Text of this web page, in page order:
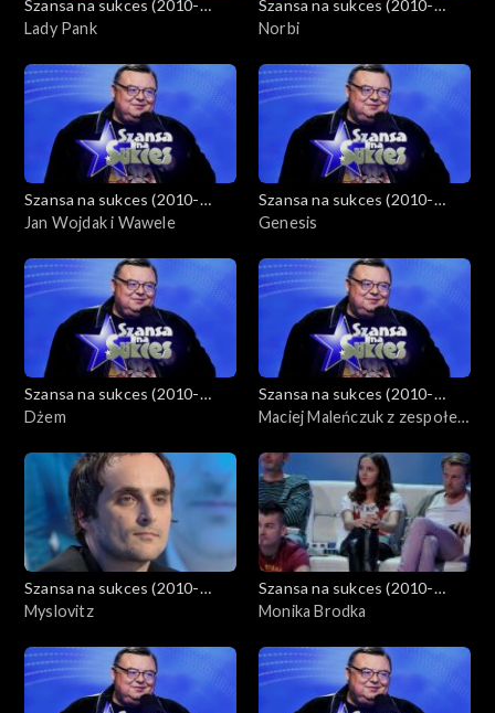
Szansa na sukces (2010-
2012)
Lady Pank
Szansa na sukces (2010-
2012)
Norbi
Szansa na sukces (2010-
2012)
Jan Wojdak i Wawele
Szansa na sukces (2010-
2012)
Genesis
Szansa na sukces (2010-
2012)
Dżem
Szansa na sukces (2010-
2012)
Maciej Maleńczuk z zespołem
Szansa na sukces (2010-
2012)
Myslovitz
Szansa na sukces (2010-
2012)
Monika Brodka